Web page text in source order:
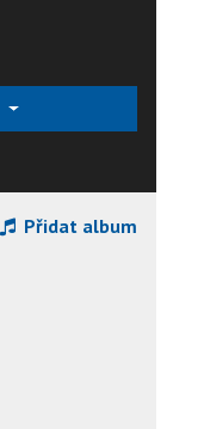
Přidat album